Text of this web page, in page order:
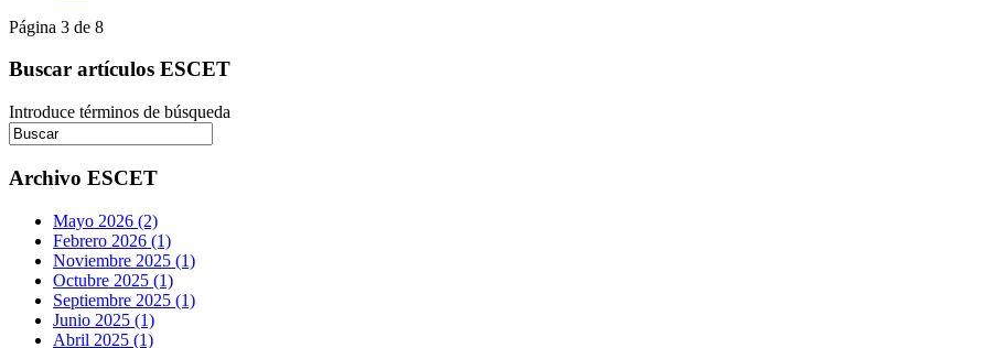
Página 3 de 8
Buscar artículos ESCET
Introduce términos de búsqueda
Archivo ESCET
Mayo 2026 (2)
Febrero 2026 (1)
Noviembre 2025 (1)
Octubre 2025 (1)
Septiembre 2025 (1)
Junio 2025 (1)
Abril 2025 (1)